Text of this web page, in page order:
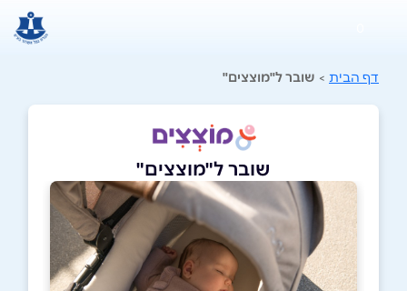
דף הבית > שובר ל"מוצצים"
שובר ל"מוצצים"